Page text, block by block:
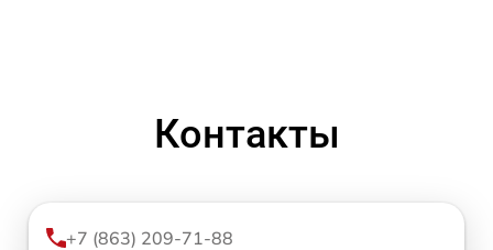
Контакты
+7 (863) 209-71-88